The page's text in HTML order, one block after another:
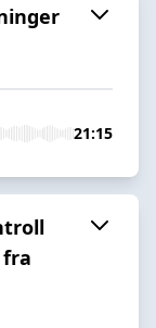
21:15
fra